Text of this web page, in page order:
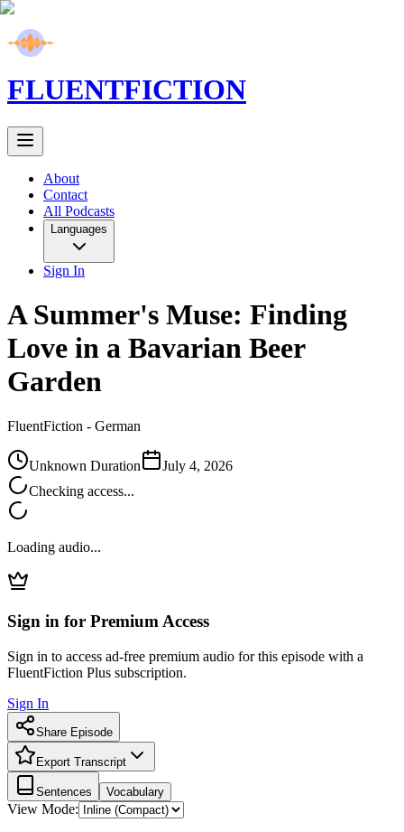
FLUENTFICTION
About
Contact
All Podcasts
Languages
Sign In
A Summer's Muse: Finding
Love in a Bavarian Beer
Garden
FluentFiction - German
Unknown Duration
July 4, 2026
Checking access...
Loading audio...
Sign in for Premium Access
Sign in to access ad-free premium audio for this episode with a
FluentFiction Plus subscription.
Sign In
Share Episode
Export Transcript
Sentences Vocabulary
View Mode: